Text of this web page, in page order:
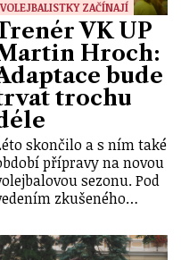
VOLEJBALISTKY ZAČÍNAJÍ
VK UP
Hroch:
bude
trochu
skončilo a s ním také
přípravy na novou
sezonu. Pod
zkušeného…